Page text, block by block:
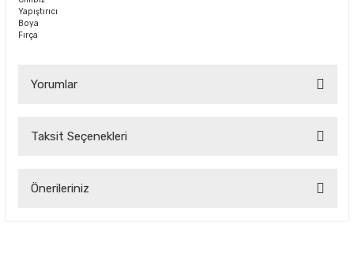
Yapıştırıcı
Boya
Fırça
Yorumlar
Taksit Seçenekleri
Önerileriniz